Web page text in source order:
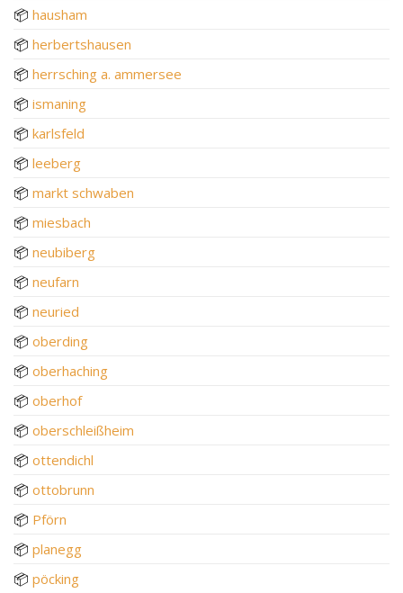
📦 hausham
📦 herbertshausen
📦 herrsching a. ammersee
📦 ismaning
📦 karlsfeld
📦 leeberg
📦 markt schwaben
📦 miesbach
📦 neubiberg
📦 neufarn
📦 neuried
📦 oberding
📦 oberhaching
📦 oberhof
📦 oberschleißheim
📦 ottendichl
📦 ottobrunn
📦 Pförn
📦 planegg
📦 pöcking